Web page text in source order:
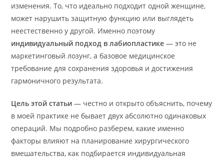
изменения. То, что идеально подходит одной женщине,
может нарушить защитную функцию или выглядеть
неестественно у другой. Именно поэтому
индивидуальный подход в лабиопластике — это не
маркетинговый лозунг, а базовое медицинское
требование для сохранения здоровья и достижения
гармоничного результата.
Цель этой статьи — честно и открыто объяснить, почему
в моей практике не бывает двух абсолютно одинаковых
операций. Мы подробно разберем, какие именно
факторы влияют на планирование хирургического
вмешательства, как подбирается индивидуальная